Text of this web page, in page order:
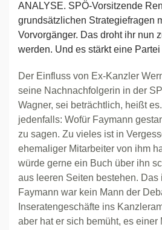
ANALYSE. SPÖ-Vorsitzende
grundsätzlichen Strategiefragen
Vorvorgänger. Das droht ihr nun
werden. Und es stärkt eine
Der Einfluss von Ex-Kanzler
seine Nachnachfolgerin in der
Wagner, sei beträchtlich, heißt
jedenfalls: Wofür Faymann
zu sagen. Zu vieles ist in
ehemaliger Mitarbeiter von ihm
würde gerne ein Buch über ihn
aus leeren Seiten bestehen. Das
Faymann war kein Mann der
Inseratengeschäfte ins
aber hat er sich bemüht, es einer